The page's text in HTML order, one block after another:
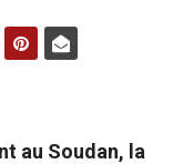
au Soudan, la